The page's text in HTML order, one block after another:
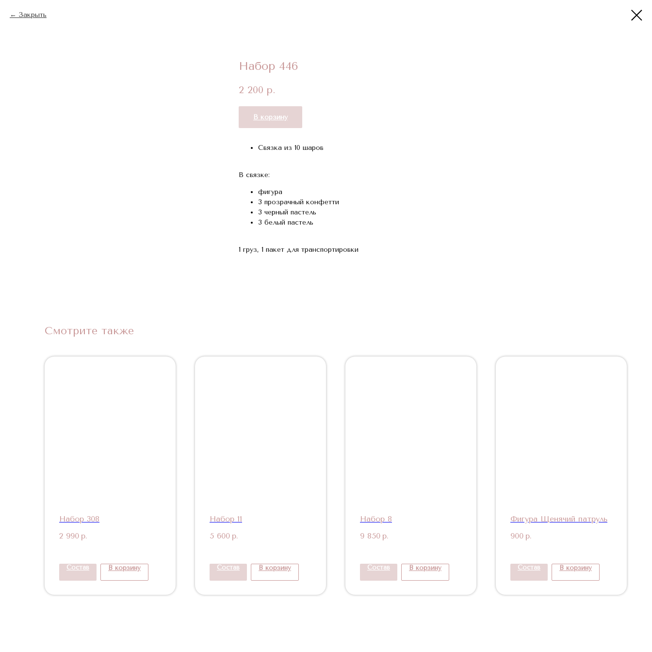
Закрыть
Набор 446
2 200 р.
В корзину
Связка из 10 шаров
В связке:
фигура
3 прозрачный конфетти
3 черный пастель
3 белый пастель
1 груз, 1 пакет для транспортировки
Смотрите также
Набор 308
2 990 р.
Состав В корзину
Набор 11
5 600 р.
Состав В корзину
Набор 8
9 850 р.
Состав В корзину
Фигура Щенячий патруль
900 р.
Состав В корзину